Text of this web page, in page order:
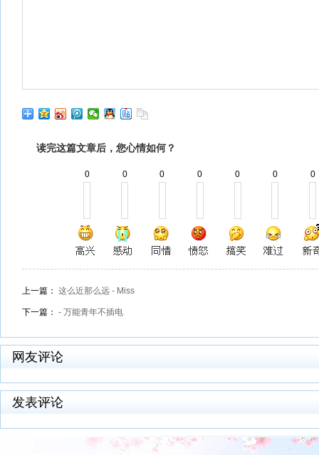
读完这篇文章后，您心情如何？
0 0 0 0 0 0 0
上一篇： 这么近那么远 - Miss
下一篇： - 万能青年不插电
网友评论
发表评论